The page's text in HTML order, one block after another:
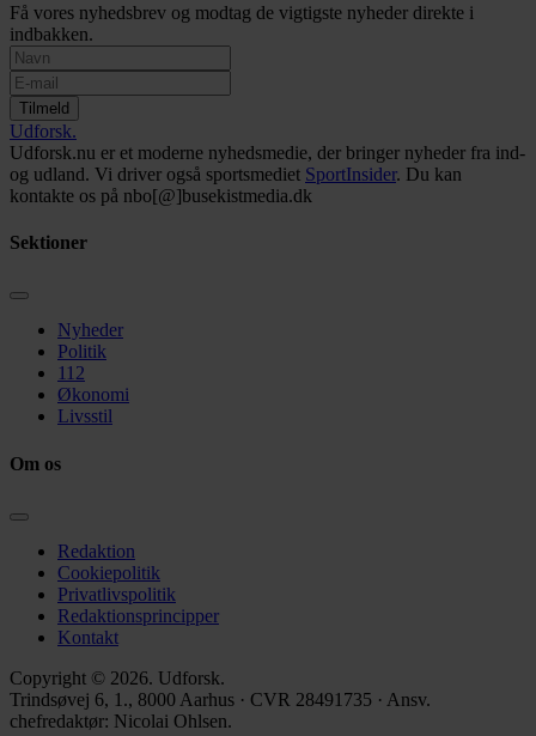
Få vores nyhedsbrev og modtag de vigtigste nyheder direkte i
indbakken.
Tilmeld
Udforsk.
Udforsk.nu er et moderne nyhedsmedie, der bringer nyheder fra ind-
og udland. Vi driver også sportsmediet SportInsider. Du kan
kontakte os på nbo[@]busekistmedia.dk
Sektioner
Nyheder
Politik
112
Økonomi
Livsstil
Om os
Redaktion
Cookiepolitik
Privatlivspolitik
Redaktionsprincipper
Kontakt
Copyright © 2026. Udforsk.
Trindsøvej 6, 1., 8000 Aarhus · CVR 28491735 · Ansv.
chefredaktør: Nicolai Ohlsen.